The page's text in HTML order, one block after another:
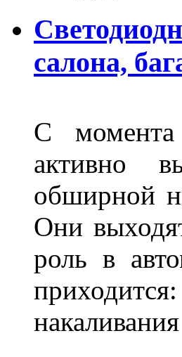
салона,
С момента
активно
обширной
Они
роль в